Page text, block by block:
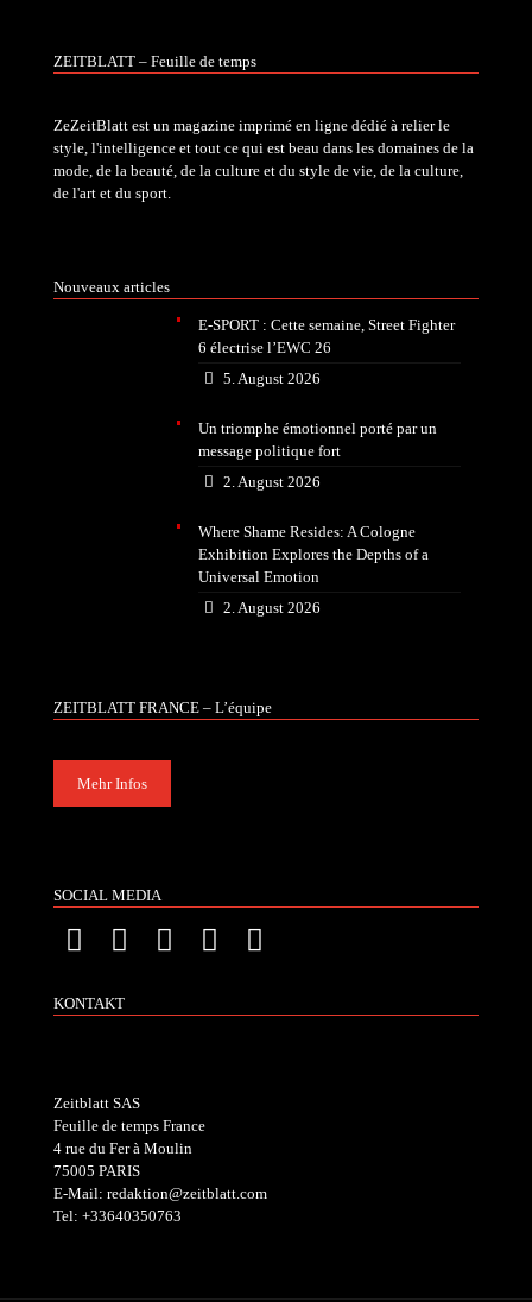
ZEITBLATT – Feuille de temps
ZeZeitBlatt est un magazine imprimé en ligne dédié à relier le
style, l'intelligence et tout ce qui est beau dans les domaines de la
mode, de la beauté, de la culture et du style de vie, de la culture,
de l'art et du sport.
Nouveaux articles
E-SPORT : Cette semaine, Street Fighter
6 électrise l’EWC 26
5. August 2026
Un triomphe émotionnel porté par un
message politique fort
2. August 2026
Where Shame Resides: A Cologne
Exhibition Explores the Depths of a
Universal Emotion
2. August 2026
ZEITBLATT FRANCE – L’équipe
Mehr Infos
SOCIAL MEDIA
KONTAKT
Zeitblatt SAS
Feuille de temps France
4 rue du Fer à Moulin
75005 PARIS
E-Mail: redaktion@zeitblatt.com
Tel: +33640350763